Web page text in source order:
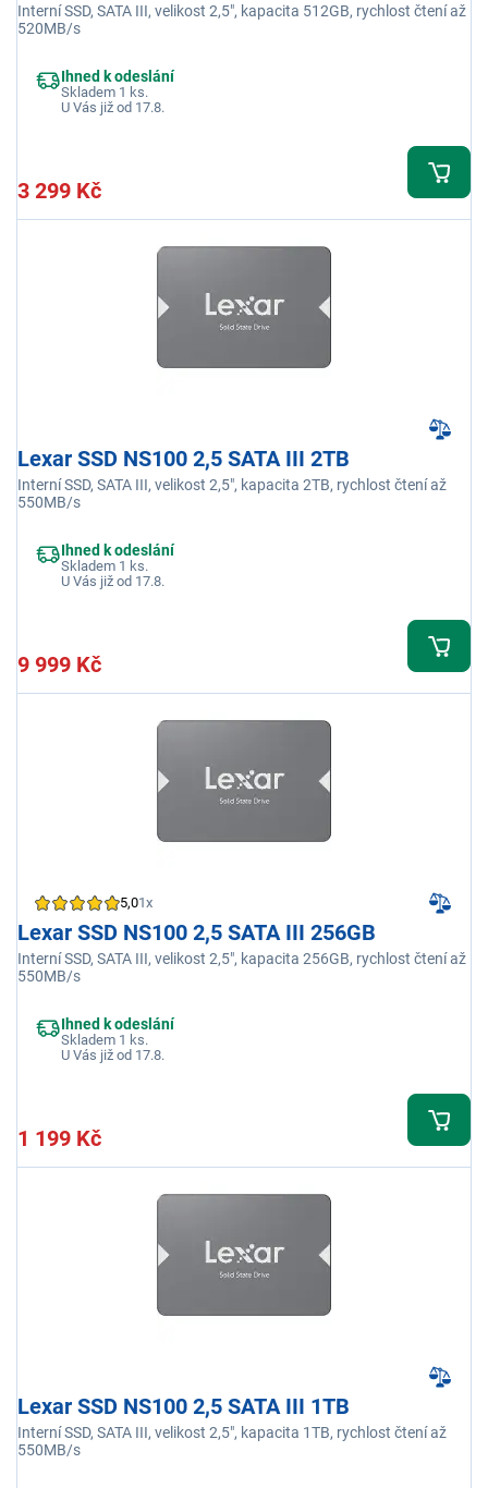
Interní SSD, SATA III, velikost 2,5", kapacita 512GB, rychlost čtení až
520MB/s
Ihned k odeslání
Skladem 1 ks.
U Vás již od 17.8.
3 299 Kč
Lexar SSD NS100 2,5 SATA III 2TB
Interní SSD, SATA III, velikost 2,5", kapacita 2TB, rychlost čtení až
550MB/s
Ihned k odeslání
Skladem 1 ks.
U Vás již od 17.8.
9 999 Kč
5,01x
Lexar SSD NS100 2,5 SATA III 256GB
Interní SSD, SATA III, velikost 2,5", kapacita 256GB, rychlost čtení až
550MB/s
Ihned k odeslání
Skladem 1 ks.
U Vás již od 17.8.
1 199 Kč
Lexar SSD NS100 2,5 SATA III 1TB
Interní SSD, SATA III, velikost 2,5", kapacita 1TB, rychlost čtení až
550MB/s